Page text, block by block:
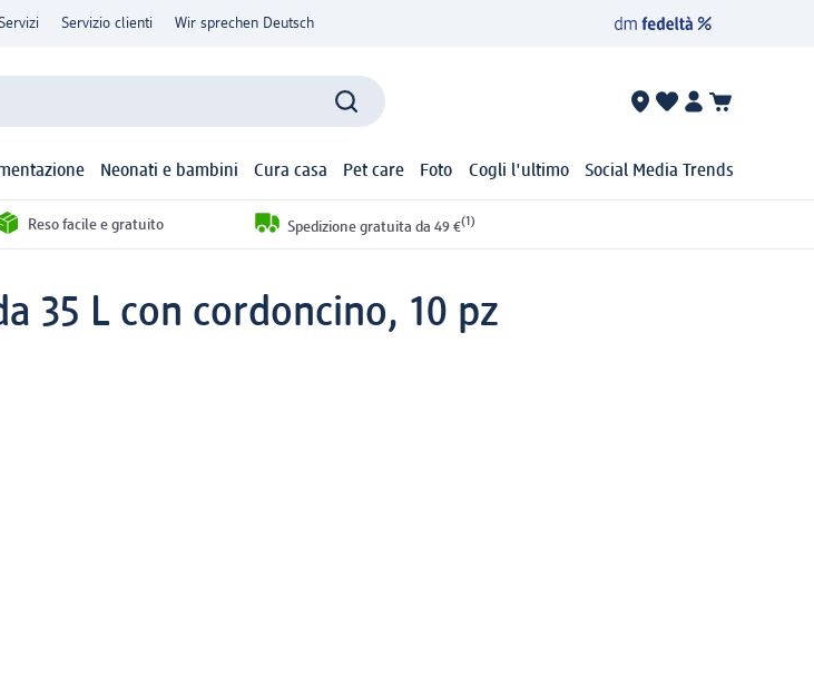
Servizio clienti Wir sprechen Deutsch
Neonati e bambini Cura casa Pet care Foto Cogli l'ultimo Social Media Trends
Reso facile e gratuito Spedizione gratuita da 49 €(1)
35 L con cordoncino, 10 pz